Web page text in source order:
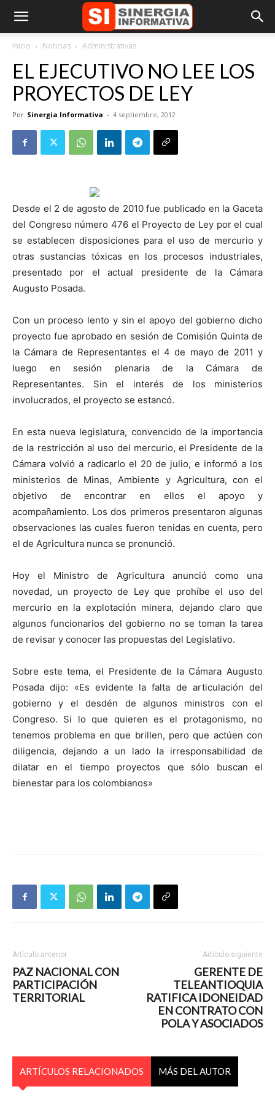
Inicio Noticias Administrativas
EL EJECUTIVO NO LEE LOS
PROYECTOS DE LEY
Por Sinergia Informativa - 4 septiembre, 2012
Desde el 2 de agosto de 2010 fue publicado en la Gaceta
del Congreso número 476 el Proyecto de Ley por el cual
se establecen disposiciones para el uso de mercurio y
otras sustancias tóxicas en los procesos industriales,
presentado por el actual presidente de la Cámara
Augusto Posada.
Con un proceso lento y sin el apoyo del gobierno dicho
proyecto fue aprobado en sesión de Comisión Quinta de
la Cámara de Representantes el 4 de mayo de 2011 y
luego en sesión plenaria de la Cámara de
Representantes. Sin el interés de los ministerios
involucrados, el proyecto se estancó.
En esta nueva legislatura, convencido de la importancia
de la restricción al uso del mercurio, el Presidente de la
Cámara volvió a radicarlo el 20 de julio, e informó a los
ministerios de Minas, Ambiente y Agricultura, con el
objetivo de encontrar en ellos el apoyo y
acompañamiento. Los dos primeros presentaron algunas
observaciones las cuales fueron tenidas en cuenta, pero
el de Agricultura nunca se pronunció.
Hoy el Ministro de Agricultura anunció como una
novedad, un proyecto de Ley que prohíbe el uso del
mercurio en la explotación minera, dejando claro que
algunos funcionarios del gobierno no se toman la tarea
de revisar y conocer las propuestas del Legislativo.
Sobre este tema, el Presidente de la Cámara Augusto
Posada dijo: «Es evidente la falta de articulación del
gobierno y el desdén de algunos ministros con el
Congreso. Si lo que quieren es el protagonismo, no
tenemos problema en que brillen, pero que actúen con
diligencia, dejando a un lado la irresponsabilidad de
dilatar en el tiempo proyectos que sólo buscan el
bienestar para los colombianos»
Artículo anterior
PAZ NACIONAL CON
PARTICIPACIÓN
TERRITORIAL
Artículo siguiente
GERENTE DE
TELEANTIOQUIA
RATIFICA IDONEIDAD
EN CONTRATO CON
POLA Y ASOCIADOS
ARTÍCULOS RELACIONADOS MÁS DEL AUTOR